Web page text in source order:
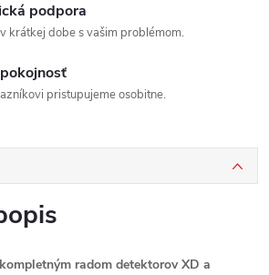
podpora
krátkej dobe s vašim problémom.
pristupujeme osobitne.
radom detektorov XD a